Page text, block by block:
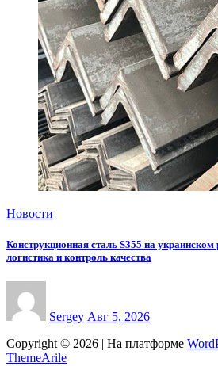
Новости
Конструкционная сталь S355 на украинском
логистика и контроль качества
Sergey Авг 5, 2026
Copyright © 2026 | На платформе
ThemeArile